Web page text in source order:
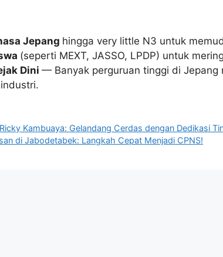
Jepang hingga very little N3 untuk
(seperti MEXT, JASSO, LPDP) untuk
Dini — Banyak perguruan tinggi di Jepang
Kambuaya: Gelandang Cerdas dengan Dedikasi
di Jabodetabek: Langkah Cepat Menjadi CPNS!